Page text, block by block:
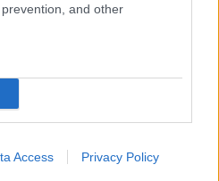
and other
Access Privacy Policy
TV o Μιχάλης Τσώχος
και ποιοι θα κόβονται-Ο νέος